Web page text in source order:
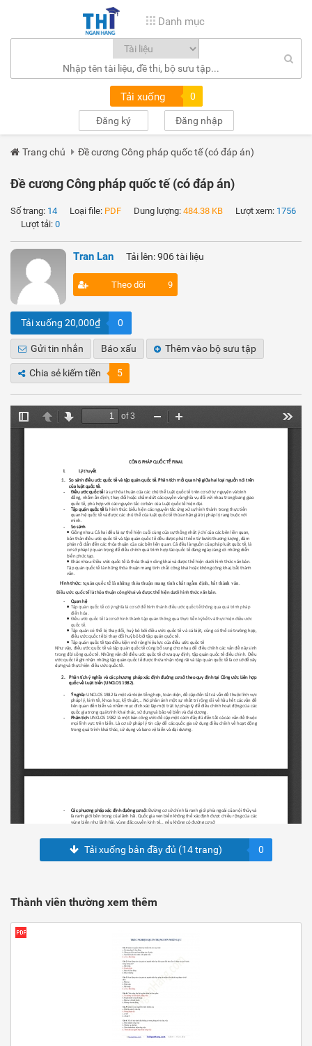
Danh mục
Tải xuống 0
Đăng ký Đăng nhập
Trang chủ Đề cương Công pháp quốc tế (có đáp án)
Đề cương Công pháp quốc tế (có đáp án)
Số trang: 14 Loại file: PDF Dung lượng: 484.38 KB Lượt xem: 1756
Lượt tải: 0
Tran Lan Tải lên: 906 tài liệu
Theo dõi 9
Tải xuống 20,000₫ 0
Gửi tin nhắn Báo xấu Thêm vào bộ sưu tập
Chia sẻ kiếm tiền 5
Tải xuống bản đầy đủ (14 trang) 0
Thành viên thường xem thêm